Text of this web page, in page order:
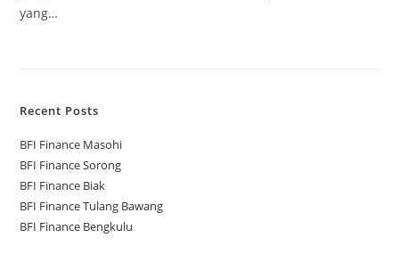
yang…
Recent Posts
BFI Finance Masohi
BFI Finance Sorong
BFI Finance Biak
BFI Finance Tulang Bawang
BFI Finance Bengkulu